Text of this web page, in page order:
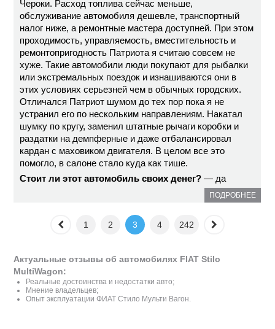
Чероки. Расход топлива сейчас меньше,
обслуживание автомобиля дешевле, транспортный
налог ниже, а ремонтные мастера доступней. При этом
проходимость, управляемость, вместительность и
ремонтопригодность Патриота я считаю совсем не
хуже. Такие автомобили люди покупают для рыбалки
или экстремальных поездок и изнашиваются они в
этих условиях серьезней чем в обычных городских.
Отличался Патриот шумом до тех пор пока я не
устранил его по нескольким направлениям. Накатал
шумку по кругу, заменил штатные рычаги коробки и
раздатки на демпферные и даже отбалансировал
кардан с маховиком двигателя. В целом все это
помогло, в салоне стало куда как тише.
Стоит ли этот автомобиль своих денег? — да
ПОДРОБНЕЕ
1 2 3 4 242
Актуальные отзывы об автомобилях FIAT Stilo
MultiWagon:
Реальные достоинства и недостатки авто;
Мнение владельцев;
Опыт эксплуатации ФИАТ Стило Мульти Вагон.